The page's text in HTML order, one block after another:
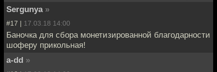
Sergunya »
#17 | 17.03.18 14:00
Баночка для сбора монетизированной благодарности
шоферу прикольная!
a-dd »